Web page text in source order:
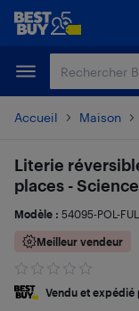
Passer
principal
Passer
Accueil Maison
Literie
places -
Modèle : 54095-POL-
Meilleur vendeur
Vendu et expédié